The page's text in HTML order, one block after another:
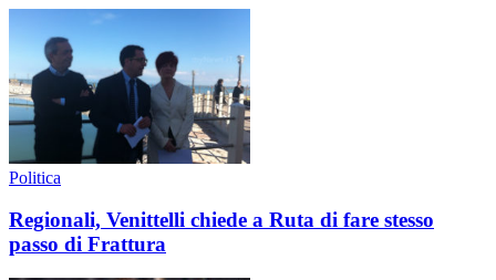
Politica
Regionali, Venittelli chiede a Ruta di fare stesso
passo di Frattura